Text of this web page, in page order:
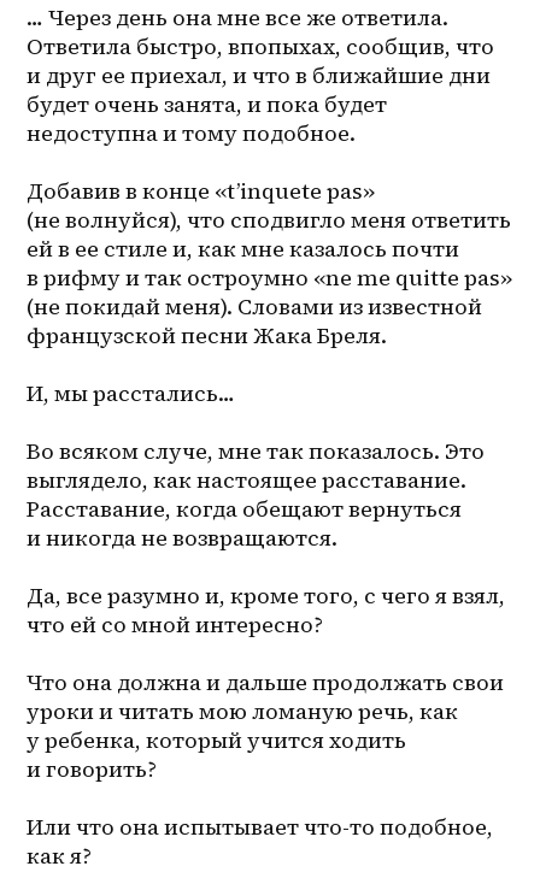
… Через день она мне все же ответила.
Ответила быстро, впопыхах, сообщив, что
и друг ее приехал, и что в ближайшие дни
будет очень занята, и пока будет
недоступна и тому подобное.
Добавив в конце «t’inquete pas»
(не волнуйся), что сподвигло меня ответить
ей в ее стиле и, как мне казалось почти
в рифму и так остроумно «ne me quitte pas»
(не покидай меня). Словами из известной
французской песни Жака Бреля.
И, мы расстались…
Во всяком случе, мне так показалось. Это
выглядело, как настоящее расставание.
Расставание, когда обещают вернуться
и никогда не возвращаются.
Да, все разумно и, кроме того, с чего я взял,
что ей со мной интересно?
Что она должна и дальше продолжать свои
уроки и читать мою ломаную речь, как
у ребенка, который учится ходить
и говорить?
Или что она испытывает что-то подобное,
как я?